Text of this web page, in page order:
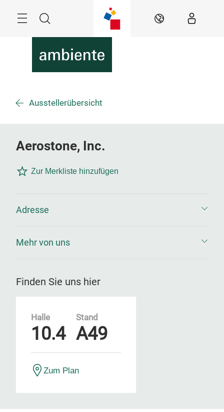
Suche DE
Ausstellerübersicht
Aerostone, Inc.
Zur Merkliste hinzufügen
Adresse
Mehr von uns
Finden Sie uns hier
Halle
10.4
Stand
A49
Zum Plan